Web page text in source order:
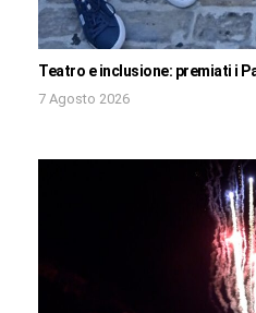
Teatro e inclusione: premiati i
7 Agosto 2026